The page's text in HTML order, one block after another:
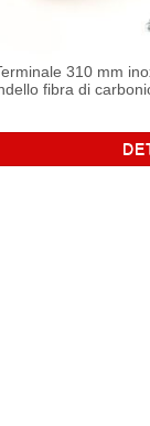
310 mm
fibra di
omologazione •